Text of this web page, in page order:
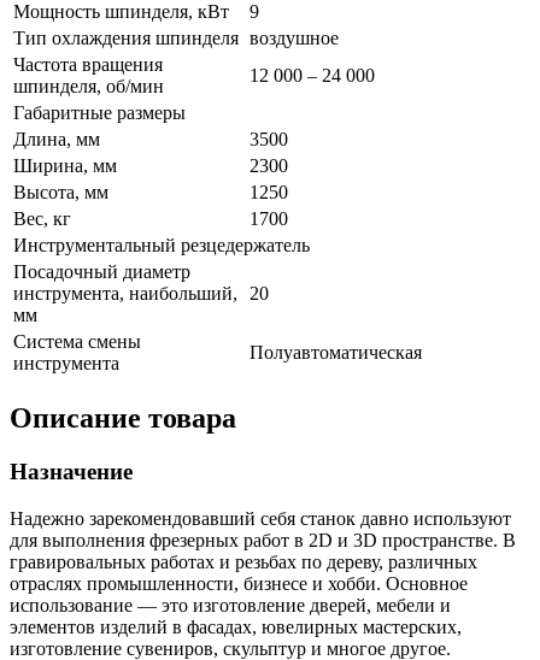
Мощность шпинделя, кВт
9
Тип охлаждения шпинделя воздушное
Частота вращения
шпинделя, об/мин
12 000 – 24 000
Габаритные размеры
Длина, мм
3500
Ширина, мм
2300
Высота, мм
1250
Вес, кг
1700
Инструментальный резцедержатель
Посадочный диаметр
инструмента, наибольший,
мм
20
Система смены
инструмента
Полуавтоматическая
Описание товара
Назначение
Надежно зарекомендовавший себя станок давно используют
для выполнения фрезерных работ в 2D и 3D пространстве. В
гравировальных работах и резьбах по дереву, различных
отраслях промышленности, бизнесе и хобби. Основное
использование — это изготовление дверей, мебели и
элементов изделий в фасадах, ювелирных мастерских,
изготовление сувениров, скульптур и многое другое.